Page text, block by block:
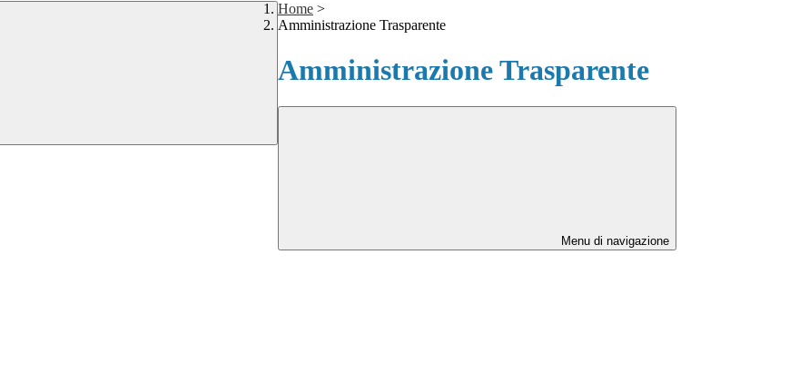
Home >
Amministrazione Trasparente
Amministrazione Trasparente
Menu di navigazione